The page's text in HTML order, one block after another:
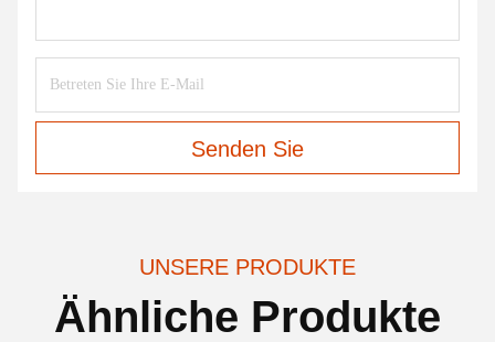
Senden Sie
UNSERE PRODUKTE
Ähnliche Produkte